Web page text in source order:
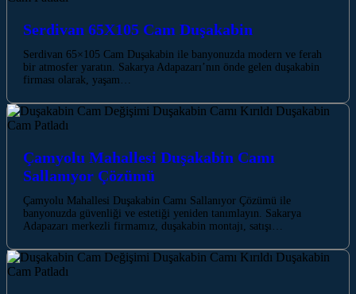
Serdivan 65X105 Cam Duşakabin
Serdivan 65×105 Cam Duşakabin ile banyonuzda modern ve ferah
bir atmosfer yaratın. Sakarya Adapazarı’nın önde gelen duşakabin
firması olarak, yaşam…
Çamyolu Mahallesi Duşakabin Camı
Sallanıyor Çözümü
Çamyolu Mahallesi Duşakabin Camı Sallanıyor Çözümü ile
banyonuzda güvenliği ve estetiği yeniden tanımlayın. Sakarya
Adapazarı merkezli firmamız, duşakabin montajı, satışı…